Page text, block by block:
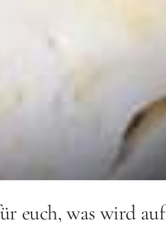
euch, was wird